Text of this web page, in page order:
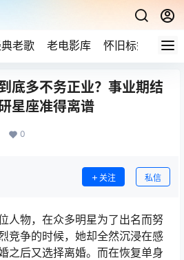
老歌 老电影库 怀旧标签 网
底多不务正业？事业期结
星座准得离谱
0
关注 私信
人物，在众多明星为了出名而努
竞争的时候，她却全然沉浸在感
之后又选择离婚。而在恢复单身